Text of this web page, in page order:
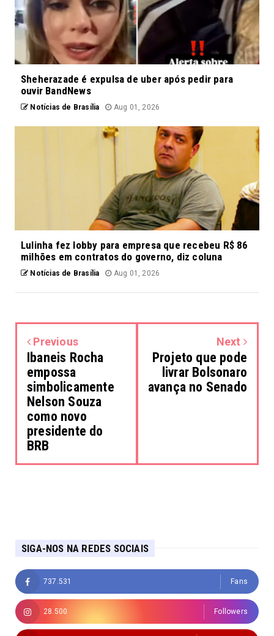
Sheherazade é expulsa de uber após pedir para
ouvir BandNews
Notícias de Brasília Aug 01, 2026
Lulinha fez lobby para empresa que recebeu R$ 86
milhões em contratos do governo, diz coluna
Notícias de Brasília Aug 01, 2026
Previous
Ibaneis Rocha
empossa
simbolicamente
Nelson Souza
como novo
presidente do
BRB
Next
Projeto que pode
livrar Bolsonaro
avança no Senado
SIGA-NOS NA REDES SOCIAIS
737.531 Fans
28.500 Followers